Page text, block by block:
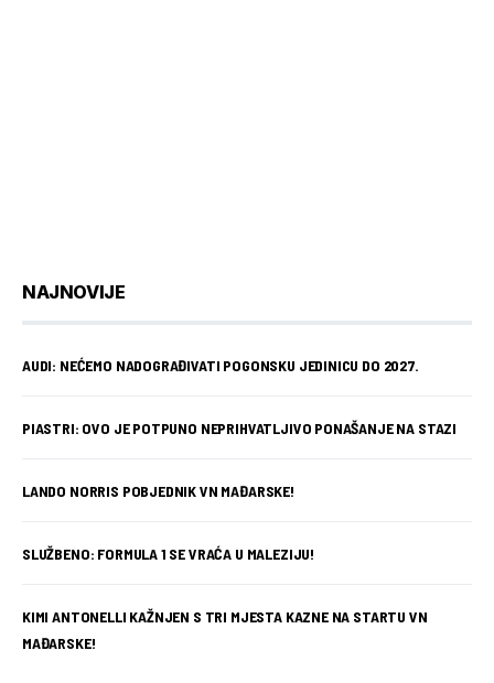
NAJNOVIJE
AUDI: NEĆEMO NADOGRAĐIVATI POGONSKU JEDINICU DO 2027.
PIASTRI: OVO JE POTPUNO NEPRIHVATLJIVO PONAŠANJE NA STAZI
LANDO NORRIS POBJEDNIK VN MAĐARSKE!
SLUŽBENO: FORMULA 1 SE VRAĆA U MALEZIJU!
KIMI ANTONELLI KAŽNJEN S TRI MJESTA KAZNE NA STARTU VN
MAĐARSKE!